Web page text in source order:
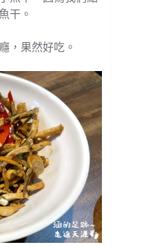
干。
，果然好吃。